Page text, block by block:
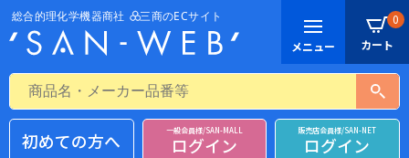
0
初めての方へ 一般会員様/SAN-MALL
ログイン
販売店会員様/SAN-NET
ログイン